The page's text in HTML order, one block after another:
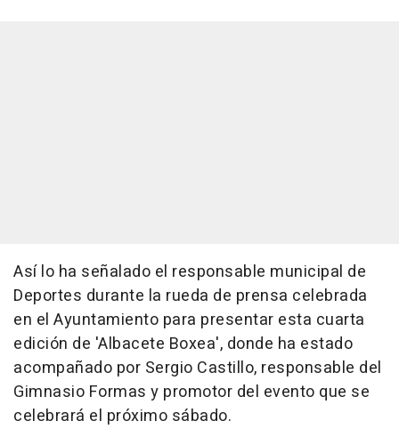
Así lo ha señalado el responsable municipal de
Deportes durante la rueda de prensa celebrada
en el Ayuntamiento para presentar esta cuarta
edición de 'Albacete Boxea', donde ha estado
acompañado por Sergio Castillo, responsable del
Gimnasio Formas y promotor del evento que se
celebrará el próximo sábado.